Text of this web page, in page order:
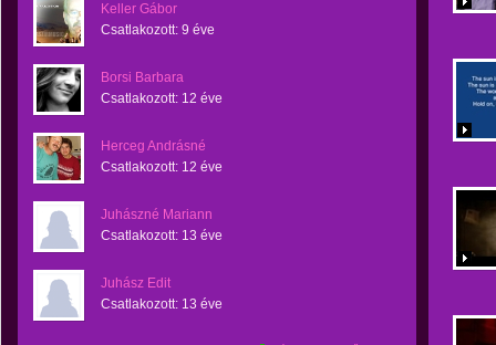
Keller Gábor
Csatlakozott: 9 éve
Borsi Barbara
Csatlakozott: 12 éve
Herceg Andrásné
Csatlakozott: 12 éve
Juhászné Mariann
Csatlakozott: 13 éve
Juhász Edit
Csatlakozott: 13 éve